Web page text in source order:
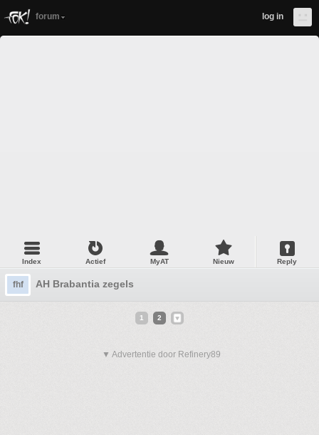
forum log in
Index Actief MyAT Nieuw Reply
fhf AH Brabantia zegels
1 2
▼ Advertentie door Refinery89